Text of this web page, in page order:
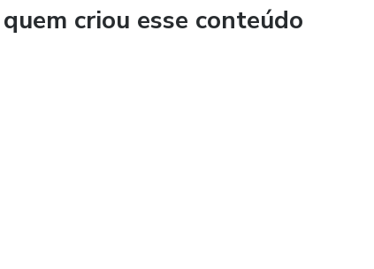
criou esse conteúdo